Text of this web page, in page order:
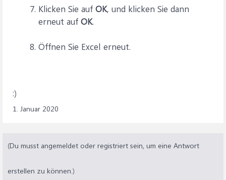
Klicken Sie auf OK, und klicken Sie dann
erneut auf OK.
Öffnen Sie Excel erneut.
:)
1. Januar 2020
(Du musst angemeldet oder registriert sein, um eine Antwort
erstellen zu können.)